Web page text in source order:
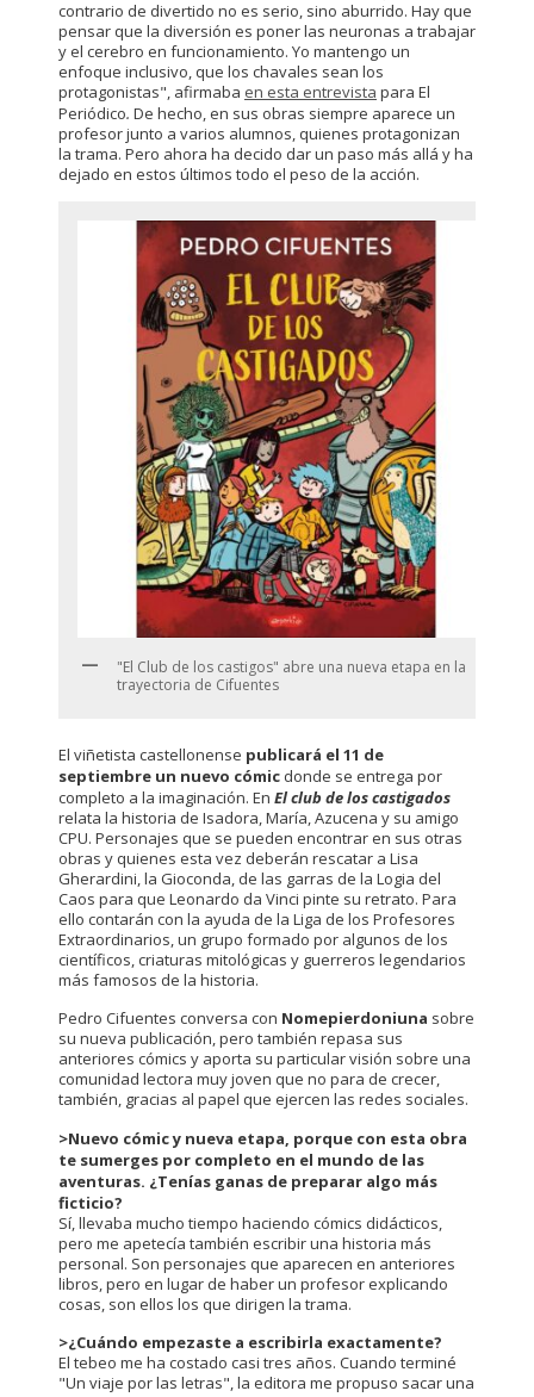
contrario de divertido no es serio, sino aburrido. Hay que
pensar que la diversión es poner las neuronas a trabajar
y el cerebro en funcionamiento. Yo mantengo un
enfoque inclusivo, que los chavales sean los
protagonistas", afirmaba en esta entrevista para El
Periódico. De hecho, en sus obras siempre aparece un
profesor junto a varios alumnos, quienes protagonizan
la trama. Pero ahora ha decido dar un paso más allá y ha
dejado en estos últimos todo el peso de la acción.
"El Club de los castigos" abre una nueva etapa en la
trayectoria de Cifuentes
El viñetista castellonense publicará el 11 de
septiembre un nuevo cómic donde se entrega por
completo a la imaginación. En El club de los castigados
relata la historia de Isadora, María, Azucena y su amigo
CPU. Personajes que se pueden encontrar en sus otras
obras y quienes esta vez deberán rescatar a Lisa
Gherardini, la Gioconda, de las garras de la Logia del
Caos para que Leonardo da Vinci pinte su retrato. Para
ello contarán con la ayuda de la Liga de los Profesores
Extraordinarios, un grupo formado por algunos de los
científicos, criaturas mitológicas y guerreros legendarios
más famosos de la historia.
Pedro Cifuentes conversa con Nomepierdoniuna sobre
su nueva publicación, pero también repasa sus
anteriores cómics y aporta su particular visión sobre una
comunidad lectora muy joven que no para de crecer,
también, gracias al papel que ejercen las redes sociales.
>Nuevo cómic y nueva etapa, porque con esta obra
te sumerges por completo en el mundo de las
aventuras. ¿Tenías ganas de preparar algo más
ficticio?
Sí, llevaba mucho tiempo haciendo cómics didácticos,
pero me apetecía también escribir una historia más
personal. Son personajes que aparecen en anteriores
libros, pero en lugar de haber un profesor explicando
cosas, son ellos los que dirigen la trama.
>¿Cuándo empezaste a escribirla exactamente?
El tebeo me ha costado casi tres años. Cuando terminé
"Un viaje por las letras", la editora me propuso sacar una